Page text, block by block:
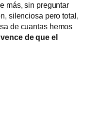
más, sin preguntar
silenciosa pero total,
de cuantas hemos
de que el